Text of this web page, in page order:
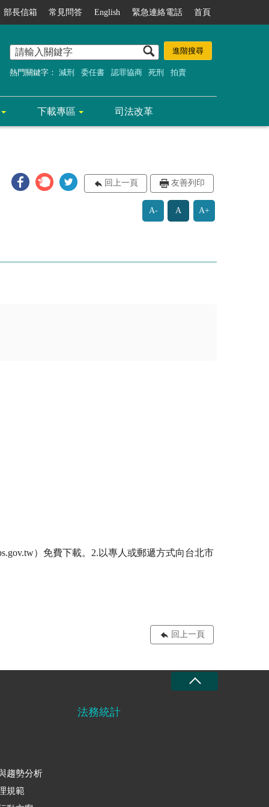
部長信箱 常見問答 English 緊急連絡電話 首頁
熱門關鍵字： 減刑 委任書 認罪協商 死刑 拍賣
下載專區 司法改革
回上一頁 友善列印
A- A A+
）免費下載。2.以專人或郵遞方式向台北市
回上一頁
趨勢分析
規範
法務統計